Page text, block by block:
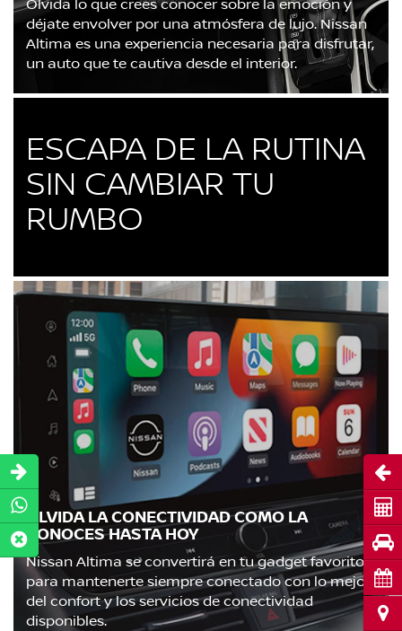
déjate envolver por una atmósfera de lujo. Nissan
Altima es una experiencia necesaria para disfrutar,
un auto que te cautiva desde el interior.
ESCAPA DE LA RUTINA
SIN CAMBIAR TU
RUMBO
OLVIDA LA CONECTIVIDAD COMO LA
CONOCES HASTA HOY
Nissan Altima se convertirá en tu gadget favorito
para mantenerte siempre conectado con lo mejor
del confort y los servicios de conectividad
disponibles.